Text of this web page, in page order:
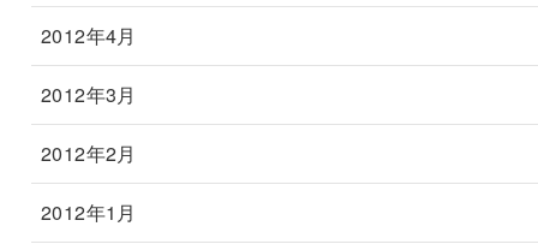
2012年4月
2012年3月
2012年2月
2012年1月